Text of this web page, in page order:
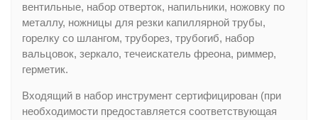
вентильные, набор отверток, напильники, ножовку по
металлу, ножницы для резки капиллярной трубы,
горелку со шлангом, труборез, трубогиб, набор
вальцовок, зеркало, течеискатель фреона, риммер,
герметик.
Входящий в набор инструмент сертифицирован (при
необходимости предоставляется соответствующая